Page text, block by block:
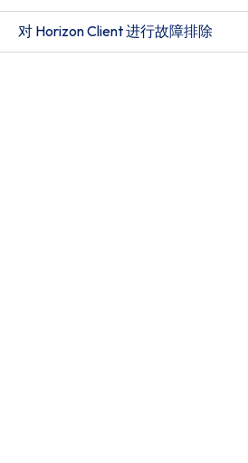
对 Horizon Client 进行故障排除